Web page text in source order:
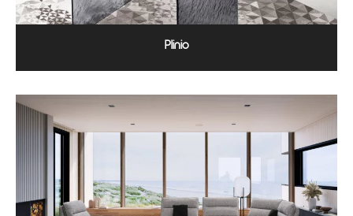
Plinio